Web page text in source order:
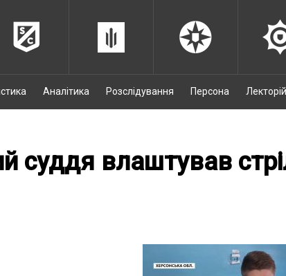
Аналітика Розслідування Персона Лекторій
суддя влаштував